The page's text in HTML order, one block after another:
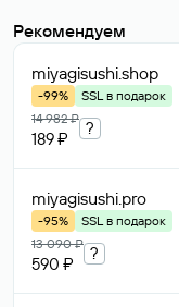
Рекомендуем
miyagisushi.shop
-99%
SSL в подарок
14 982 ₽
189 ₽
?
miyagisushi.pro
-95%
SSL в подарок
13 090 ₽
590 ₽
?